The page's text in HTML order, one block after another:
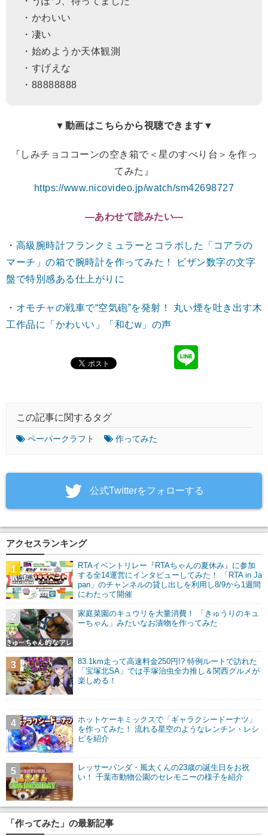
・かわいい
・凄い
・始めようか天体観測
・すげえな
・88888888
▼動画はこちらから視聴できます▼
『しみチョココーンの空き箱で＜星のすべり台＞を作っ
てみた』
https://www.nicovideo.jp/watch/sm42698727
―あわせて読みたい―
・ 高級腕時計フランクミュラーとコラボした「コアラの
マーチ」の箱で腕時計を作ってみた！ ビザン数字の文字
盤で特別感ある仕上がりに
・ オモチャの戦車で“空気砲”を発射！ 丸い煙を吐き出す木
工作品に「かわいい」「和むw」の声
この記事に関するタグ
ペーパークラフト 作ってみた
‎公式Twitterをフォローする
アクセスランキング
RTAイベントリレー『RTAちゃんの夏休み』に参加
する全14運営にインタビューしてみた！ 「RTA in Ja
pan」のチャンネルの貸し出しを利用し8/9から1週間
にわたって開催
1
家庭菜園のキュウリを大量消費！ 「きゅうりのキュ
ーちゃん」みたいなお漬物を作ってみた
2
83.1km走って高速料金250円!? 特例ルートで訪れた
「宝塚北SA」では手塚治虫全力推し＆関西グルメが
楽しめる！
3
ホットケーキミックスで「ギャラクシードーナツ」
を作ってみた！ 流れる星空のようなレンチン・レシ
ピを紹介
4
レッサーパンダ・風太くんの23歳の誕生日をお祝
い！ 千葉市動物公園のセレモニーの様子を紹介
5
「作ってみた」の最新記事